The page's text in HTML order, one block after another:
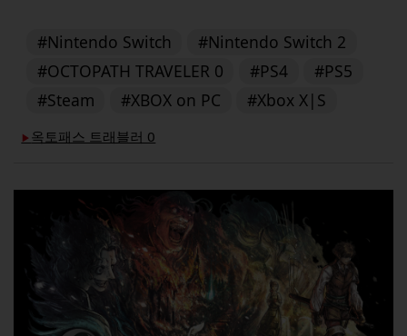
#Nintendo Switch
#Nintendo Switch 2
#OCTOPATH TRAVELER 0
#PS4
#PS5
#Steam
#XBOX on PC #Xbox X|S
▶︎ 옥토패스 트래블러 0